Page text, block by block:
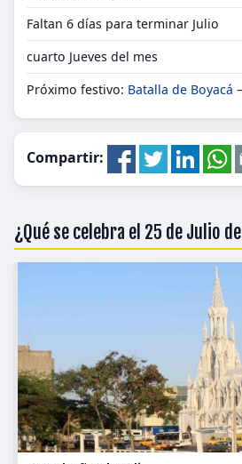
Faltan 6 días para terminar Julio
cuarto Jueves del mes
Próximo festivo: Batalla de Boyacá
Compartir:
¿Qué se celebra el 25 de Julio